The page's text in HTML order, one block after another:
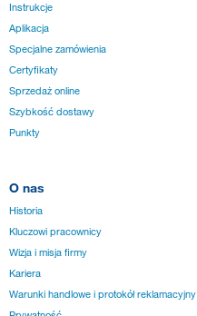
Instrukcje
Aplikacja
Specjalne zamówienia
Certyfikaty
Sprzedaż online
Szybkość dostawy
Punkty
O nas
Historia
Kluczowi pracownicy
Wizja i misja firmy
Kariera
Warunki handlowe i protokół reklamacyjny